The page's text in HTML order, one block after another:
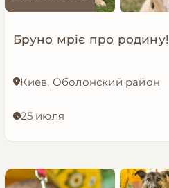
Бруно мріє про родину!
Киев, Оболонский район
25 июля